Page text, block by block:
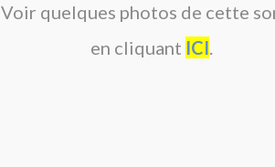
Voir quelques photos de cette
en cliquant ICI.